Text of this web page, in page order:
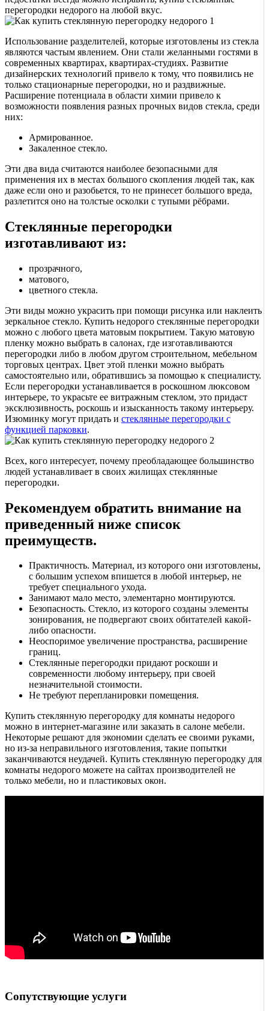
перегородки недорого на любой вкус.
Использование разделителей, которые изготовлены из стекла
являются частым явлением. Они стали желанными гостями в
современных квартирах, квартирах-студиях. Развитие
дизайнерских технологий привело к тому, что появились не
только стационарные перегородки, но и раздвижные.
Расширение потенциала в области химии привело к
возможности появления разных прочных видов стекла, среди
них:
Армированное.
Закаленное стекло.
Эти два вида считаются наиболее безопасными для
применения их в местах большого скопления людей так, как
даже если оно и разобьется, то не принесет большого вреда,
разлетится оно на толстые осколки с тупыми рёбрами.
Стеклянные перегородки
изготавливают из:
прозрачного,
матового,
цветного стекла.
Эти виды можно украсить при помощи рисунка или наклеить
зеркальное стекло. Купить недорого стеклянные перегородки
можно с любого цвета матовым покрытием. Такую матовую
пленку можно выбрать в салонах, где изготавливаются
перегородки либо в любом другом строительном, мебельном
торговых центрах. Цвет этой пленки можно выбрать
самостоятельно или, обратившись за помощью к специалисту.
Если перегородки устанавливается в роскошном люксовом
интерьере, то украсьте ее витражным стеклом, это придаст
эксклюзивность, роскошь и изысканность такому интерьеру.
Изюминку могут придать и стеклянные перегородки с
функцией парковки.
Всех, кого интересует, почему преобладающее большинство
людей устанавливает в своих жилищах стеклянные
перегородки.
Рекомендуем обратить внимание на
приведенный ниже список
преимуществ.
Практичность. Материал, из которого они изготовлены,
с большим успехом впишется в любой интерьер, не
требует специального ухода.
Занимают мало место, элементарно монтируются.
Безопасность. Стекло, из которого созданы элементы
зонирования, не подвергают своих обитателей какой-
либо опасности.
Неоспоримое увеличение пространства, расширение
границ.
Стеклянные перегородки придают роскоши и
современности любому интерьеру, при своей
незначительной стоимости.
Не требуют перепланировки помещения.
Купить стеклянную перегородку для комнаты недорого
можно в интернет-магазине или заказать в салоне мебели.
Некоторые решают для экономии сделать ее своими руками,
но из-за неправильного изготовления, такие попытки
заканчиваются неудачей. Купить стеклянную перегородку для
комнаты недорого можете на сайтах производителей не
только мебели, но и пластиковых окон.
Сопутствующие услуги